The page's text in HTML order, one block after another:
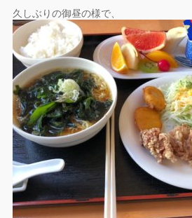
久しぶりの御昼の様で、